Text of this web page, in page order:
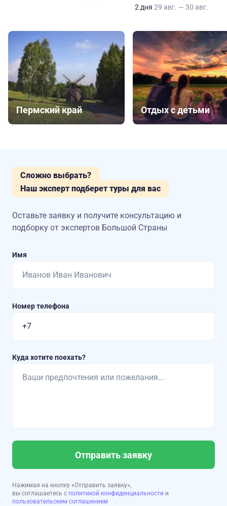
2 дня 29 авг. — 30 авг.
Пермский край Отдых с детьми
Сложно выбрать?
Наш эксперт подберет туры для вас
Оставьте заявку и получите консультацию и
подборку от экспертов Большой Страны
Имя
Номер телефона
Куда хотите поехать?
Отправить заявку
Нажимая на кнопку «Отправить заявку»,
вы соглашаетесь с политикой конфиденциальности и
пользовательским соглашением